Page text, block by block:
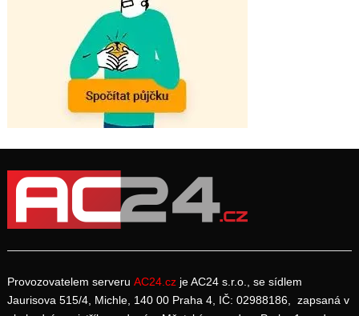
Provozovatelem serveru AC24.cz je AC24 s.r.o., se sídlem
Jaurisova 515/4, Michle, 140 00 Praha 4, IČ: 02988186, zapsaná v